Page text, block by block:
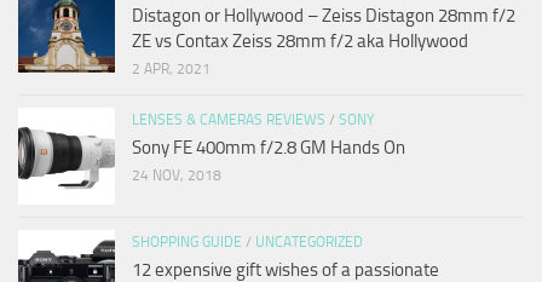
Distagon or Hollywood – Zeiss Distagon 28mm f/2
ZE vs Contax Zeiss 28mm f/2 aka Hollywood
2 APR, 2021
LENSES & CAMERAS REVIEWS / SONY
Sony FE 400mm f/2.8 GM Hands On
24 NOV, 2018
SHOPPING GUIDE / UNCATEGORIZED
12 expensive gift wishes of a passionate